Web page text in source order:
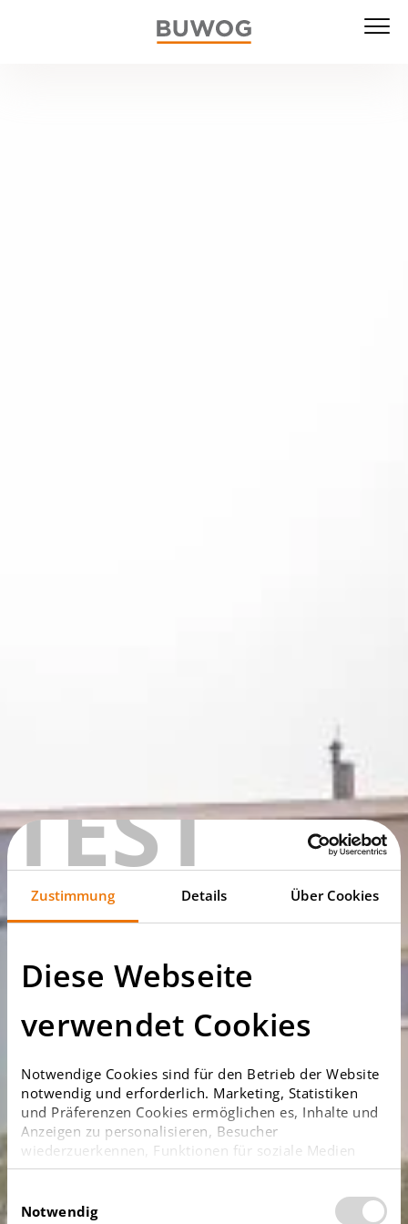
TEST
Zustimmung Details Über Cookies
Diese Webseite
verwendet Cookies
Notwendige Cookies sind für den Betrieb der Website
notwendig und erforderlich. Marketing, Statistiken
und Präferenzen Cookies ermöglichen es, Inhalte und
Anzeigen zu personalisieren, Besucher
wiederzuerkennen, Funktionen für soziale Medien
anzubieten sowie Zugriffe auf die Website zu
Cookie Kategorien Marketing und Statistik teilweise
Notwendig